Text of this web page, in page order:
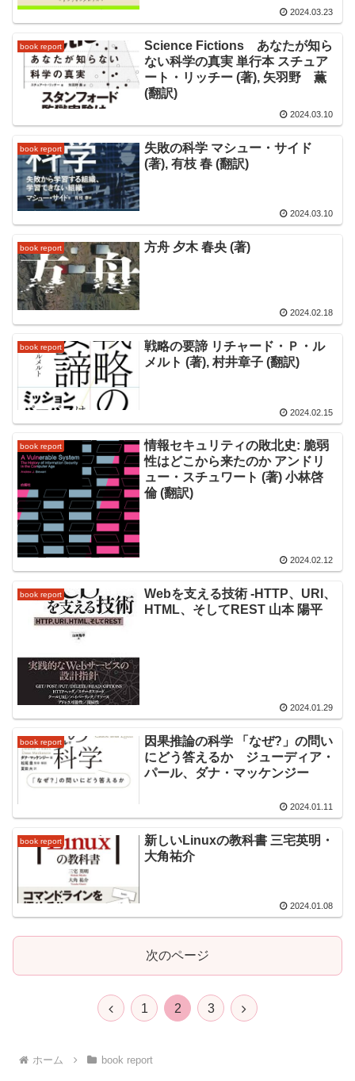
2024.03.23
book report
Science Fictions あなたが知ら
ない科学の真実 単行本 スチュア
ート・リッチー (著), 矢羽野 薫
(翻訳)
2024.03.10
book report
失敗の科学 マシュー・サイド
(著), 有枝 春 (翻訳)
2024.03.10
book report 方舟 夕木 春央 (著)
2024.02.18
book report
戦略の要諦 リチャード・Ｐ・ル
メルト (著), 村井章子 (翻訳)
2024.02.15
book report
情報セキュリティの敗北史: 脆弱
性はどこから来たのか アンドリ
ュー・スチュワート (著) 小林啓
倫 (翻訳)
2024.02.12
book report
Webを支える技術 -HTTP、URI、
HTML、そしてREST 山本 陽平
2024.01.29
book report
因果推論の科学 「なぜ?」の問い
にどう答えるか ジューディア・
パール、ダナ・マッケンジー
2024.01.11
book report
新しいLinuxの教科書 三宅英明・
大角祐介
2024.01.08
次のページ
前
1 2 3
次
ホーム book report